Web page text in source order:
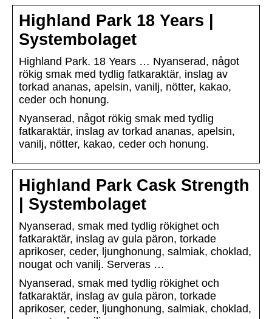
Highland Park 18 Years |
Systembolaget
Highland Park. 18 Years … Nyanserad, något
rökig smak med tydlig fatkaraktär, inslag av
torkad ananas, apelsin, vanilj, nötter, kakao,
ceder och honung.
Nyanserad, något rökig smak med tydlig
fatkaraktär, inslag av torkad ananas, apelsin,
vanilj, nötter, kakao, ceder och honung.
Highland Park Cask Strength
| Systembolaget
Nyanserad, smak med tydlig rökighet och
fatkaraktär, inslag av gula päron, torkade
aprikoser, ceder, ljunghonung, salmiak, choklad,
nougat och vanilj. Serveras …
Nyanserad, smak med tydlig rökighet och
fatkaraktär, inslag av gula päron, torkade
aprikoser, ceder, ljunghonung, salmiak, choklad,